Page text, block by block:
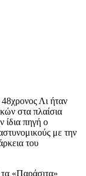
Λι ήταν
στα πλαίσια
ίδια πηγή ο
με την
του